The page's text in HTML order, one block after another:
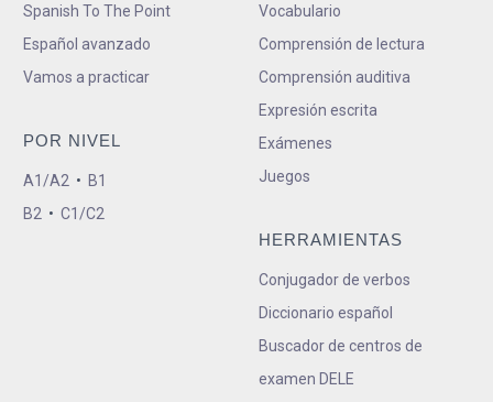
Spanish To The Point
Español avanzado
Vamos a practicar
POR NIVEL
A1/A2 • B1
B2 • C1/C2
Vocabulario
Comprensión de lectura
Comprensión auditiva
Expresión escrita
Exámenes
Juegos
HERRAMIENTAS
Conjugador de verbos
Diccionario español
Buscador de centros de
examen DELE